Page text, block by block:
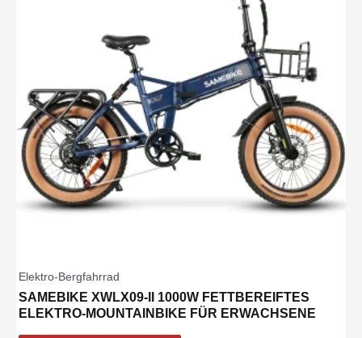
Elektro-Bergfahrrad
SAMEBIKE XWLX09-II 1000W FETTBEREIFTES
ELEKTRO-MOUNTAINBIKE FÜR ERWACHSENE